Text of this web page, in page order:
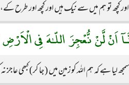
اور کچھ تو ہم میں سے نیک ہیں اور کچھ اور طرح
اَنْ لَّنْ نُّعْجِزَ اللّـٰهَ فِى
ہے کہ ہم اللہ کو زمین میں (جا کر) کبھی